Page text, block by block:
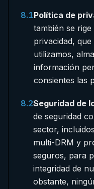
8.1Política de
también se
privacidad,
utilizamos,
información
consientes las
8.2Seguridad de
de seguridad
sector,
multi-DRM y
seguros, para
integridad de
obstante,